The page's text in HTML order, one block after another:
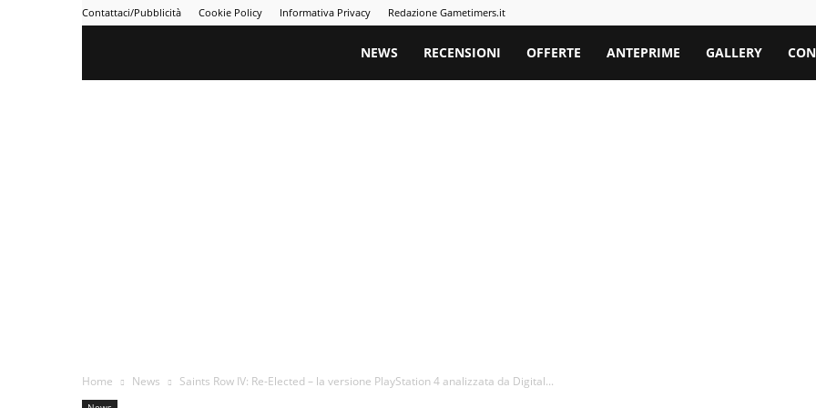
Contattaci/Pubblicità Cookie Policy Informativa Privacy Redazione Gametimers.it
Gametimers
NEWS RECENSIONI OFFERTE ANTEPRIME GALLERY
Home News Saints Row IV: Re-Elected – la versione PlayStation 4 analizzata da Digital...